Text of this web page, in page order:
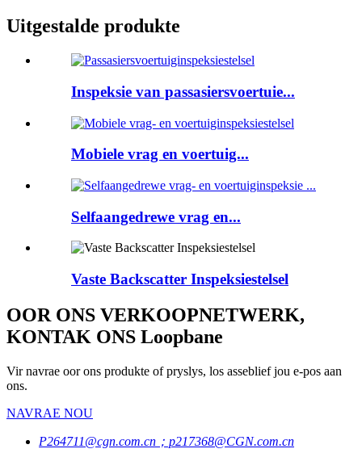
Uitgestalde produkte
Inspeksie van passasiersvoertuie...
Mobiele vrag en voertuig...
Selfaangedrewe vrag en...
Vaste Backscatter Inspeksiestelsel
OOR ONS VERKOOPNETWERK,
KONTAK ONS Loopbane
Vir navrae oor ons produkte of pryslys, los asseblief jou e-pos aan
ons.
NAVRAE NOU
P264711@cgn.com.cn；p217368@CGN.com.cn